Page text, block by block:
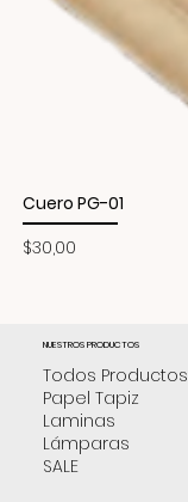
Cuero PG-01
Precio
$30,00
NUESTROS PRODUCTOS
Todos Productos
Papel Tapiz
Laminas
Lámparas
SALE